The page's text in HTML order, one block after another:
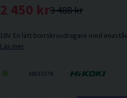
3 488 kr
2 450 kr
18V. En lätt borrskruvdragare med
Läs mer
68010378